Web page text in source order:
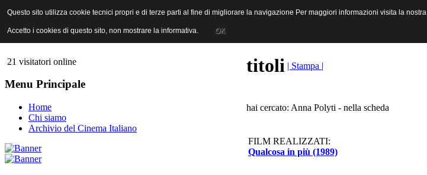
ANICA | Associazione Nazionale Industrie Cinematografiche Audiovisive e Multimediali
21 visitatori online
Menu Principale
Home
Chi siamo
Archivio del Cinema Italiano
titoli | Stampa |
hai cercato: Anna Polyti - nella scheda
FILM REALIZZATI:
Qualcosa in più (1989)
Questo sito utilizza cookie tecnici propri e di terze parti al fine di migliorare la navigazione Per maggiori informazioni visita la nostra
Accetto i cookies di questo sito, non mostrare la informativa. OK
Questo sito utilizza cookie tecnici propri e di terze parti al fine di migliorare la navigazione Per maggiori informazioni visita la nostra
Accetto i cookies di questo sito, non mostrare la informativa. OK